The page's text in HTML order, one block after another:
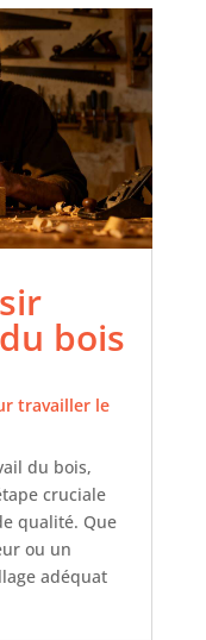
bois
travailler le
du bois,
cruciale
qualité. Que
ou un
adéquat